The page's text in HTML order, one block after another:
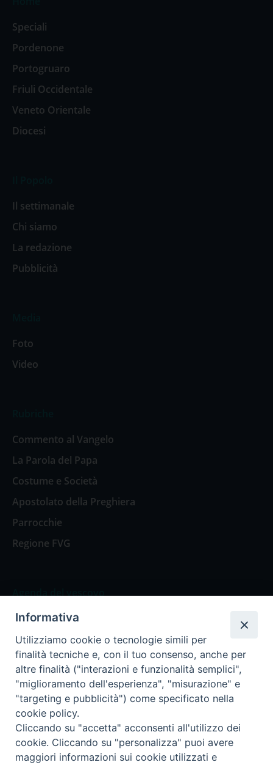
Speciali
Pordenone
Portogruaro
Friuli Occidentale
Veneto Orientale
Diocesi
Il settimanale
Chi siamo
La redazione
Pubblicità
Foto
Video
Commento al Vangelo
La Parola del Papa
Costume e Società
Apostolato della Preghiera
Parrocchie
Regione FVG
Agenda del vescovo
Agenda del vescovo
Privacy Policy Trasparenza
Termini e Condizioni
Informativa
Utilizziamo cookie o tecnologie simili per
finalità tecniche e, con il tuo consenso, anche per
altre finalità ("interazioni e funzionalità semplici",
"miglioramento dell'esperienza", "misurazione" e
"targeting e pubblicità") come specificato nella
cookie policy.
Cliccando su "accetta" acconsenti all'utilizzo dei
cookie. Cliccando su "personalizza" puoi avere
maggiori informazioni sui cookie utilizzati e